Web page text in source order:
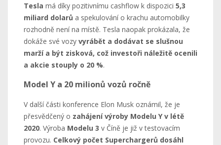
Tesla má díky pozitivnímu cashflow k dispozici 5,3
miliard dolarů a spekulování o krachu automobilky
rozhodně není na místě. Tesla naopak prokázala, že
dokáže své vozy vyrábět a dodávat se slušnou
marží a být zisková, což investoři náležitě ocenili
a akcie stouply o 20 %.
Model Y a 20 milionů vozů ročně
V další části konference Elon Musk oznámil, že je
přesvědčený o zahájení výroby Modelu Y v létě
2020. Výroba Modelu 3 v Číně je již v testovacím
provozu. Celkový počet Superchargerů dosáhl